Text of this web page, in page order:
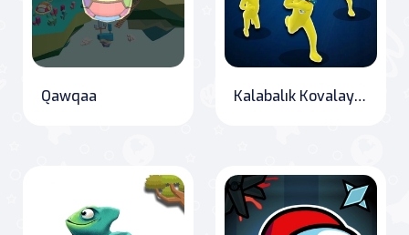
Qawqaa Kalabalık Kovalayıcı